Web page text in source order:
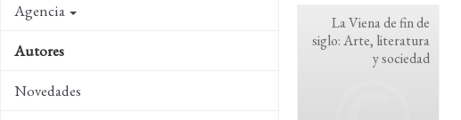
Agencia
Autores
Novedades
La Viena de fin de
siglo: Arte, literatura
y sociedad